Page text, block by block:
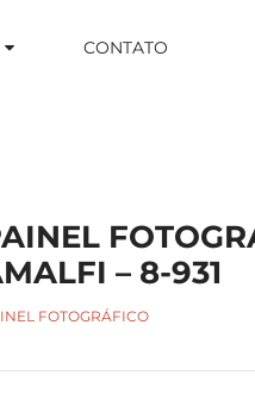
CONTATO
– 8-931
FOTOGRÁFICO